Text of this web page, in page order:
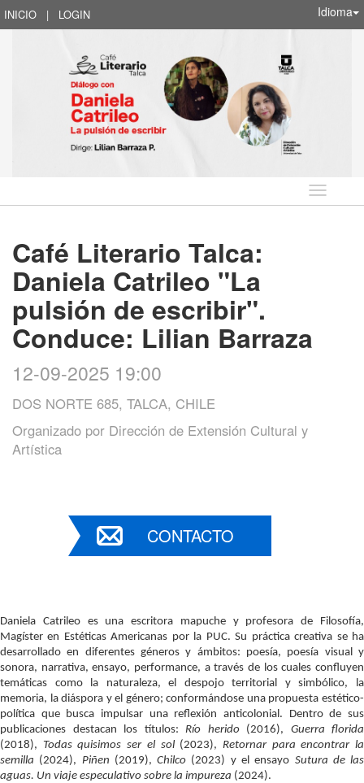
INICIO | LOGIN Idioma
Idioma
Café Literario Talca:
Daniela Catrileo "La
pulsión de escribir".
Conduce: Lilian Barraza
12-09-2025 19:00
DOS NORTE 685, TALCA, CHILE
Organizado por Dirección de Extensión Cultural y
Artística
CONTACTO
Daniela Catrileo es una escritora mapuche y profesora de Filosofía,
Magíster en Estéticas Americanas por la PUC. Su práctica creativa se ha
desarrollado en diferentes géneros y ámbitos: poesía, poesía visual y
sonora, narrativa, ensayo, performance, a través de los cuales confluyen
temáticas como la naturaleza, el despojo territorial y simbólico, la
memoria, la diáspora y el género; conformándose una propuesta estético-
política que busca impulsar una reflexión anticolonial. Dentro de sus
publicaciones destacan los títulos: Río herido (2016), Guerra florida
(2018), Todas quisimos ser el sol (2023), Retornar para encontrar la
semilla (2024), Piñen (2019), Chilco (2023) y el ensayo Sutura de las
aguas. Un viaje especulativo sobre la impureza (2024).